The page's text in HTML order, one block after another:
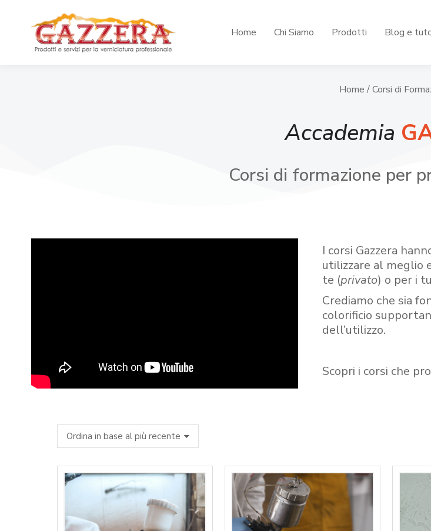
Home Chi Siamo Prodotti Blog e
Home / Corsi di
Accademia
Corsi di formazione per
I corsi Gazzera
utilizzare al meglio
te (privato) o per i
Crediamo che sia
colorificio
dell’utilizzo.
Scopri i corsi che